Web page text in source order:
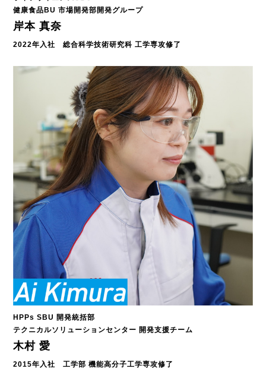
健康食品BU 市場開発部開発グループ
岸本 真奈
2022年入社 総合科学技術研究科 工学専攻修了
HPPs SBU 開発統括部
テクニカルソリューションセンター 開発支援チーム
木村 愛
2015年入社 工学部 機能高分子工学専攻修了